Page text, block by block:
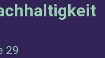
29